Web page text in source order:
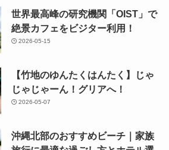
世界最高峰の研究機関「OIST」で
絶景カフェをビジター利用！
2026-05-15
【竹地のゆんたくはんたく】じゃ
じゃじゃーん！グリアへ！
2026-05-07
沖縄北部のおすすめビーチ｜家族